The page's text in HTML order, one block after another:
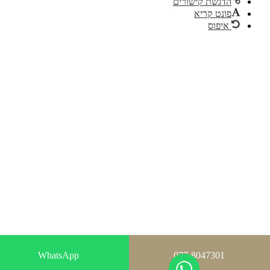
077-8047301
WhatsApp
פונט קריא
איפוס